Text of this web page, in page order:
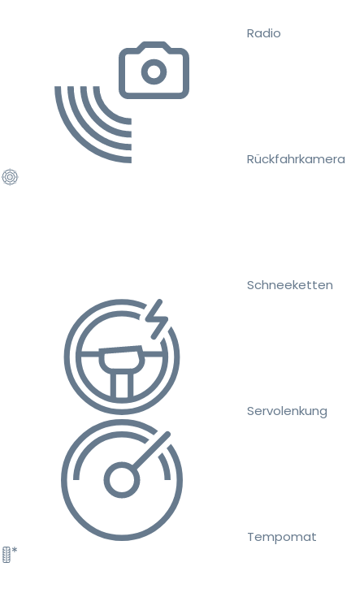
Radio
Rückfahrkamera
Schneeketten
Servolenkung
Tempomat